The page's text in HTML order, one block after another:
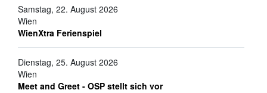
Samstag, 22. August 2026
Wien
WienXtra Ferienspiel
Dienstag, 25. August 2026
Wien
Meet and Greet - OSP stellt sich vor